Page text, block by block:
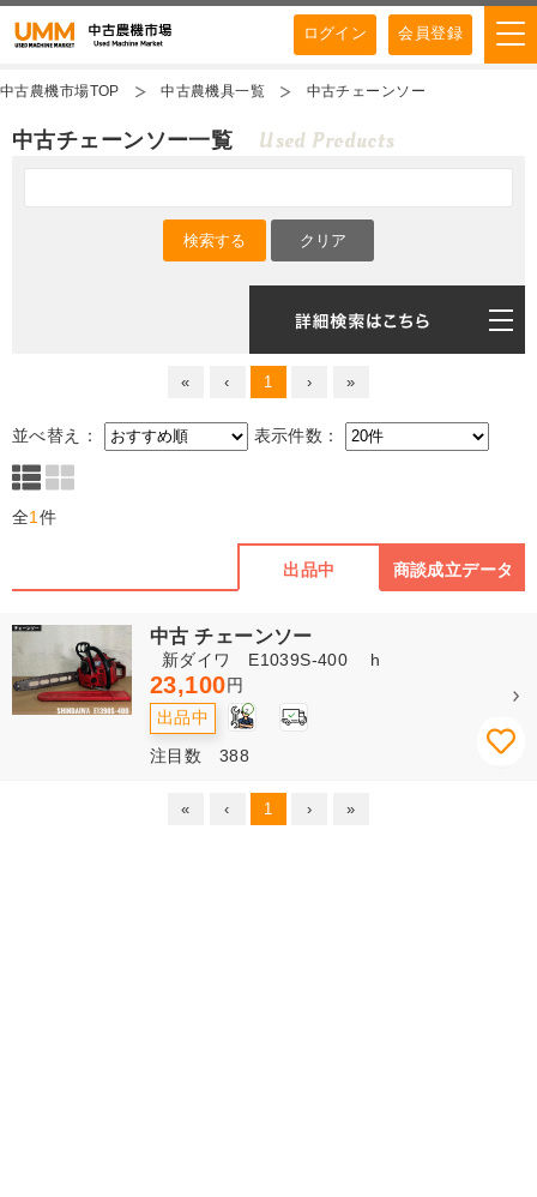
ログイン 会員登録
中古農機市場TOP 中古農機具一覧 中古チェーンソー
中古チェーンソー一覧 Used Products
« ‹ 1 › »
並べ替え： 表示件数：
全1 件
出品中 商談成立データ
中古 チェーンソー
新ダイワ E1039S-400 h
23,100円
出品中 2
注目数 388
« ‹ 1 › »